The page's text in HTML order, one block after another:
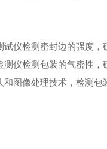
仪检测密封边的强度，
仪检测包装的气密性，
图像处理技术，检测包